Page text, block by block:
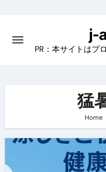
content
j-
PR：本サイトはプ
猛
Home